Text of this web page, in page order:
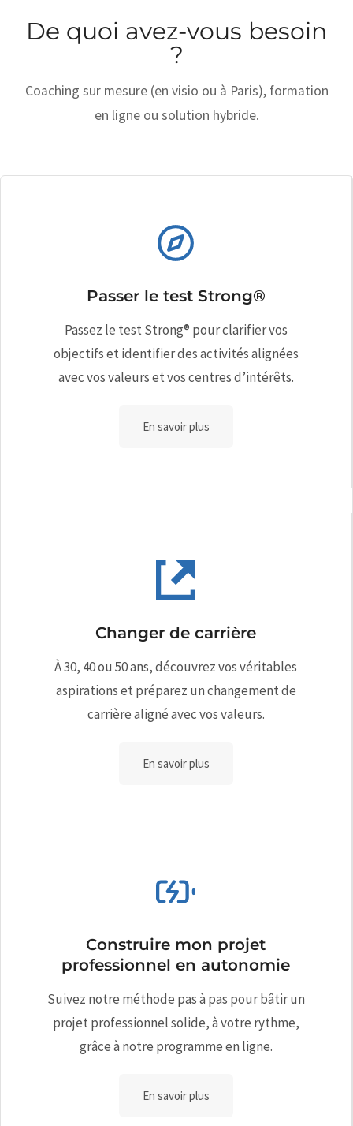
De quoi avez-vous besoin
?
Coaching sur mesure (en visio ou à Paris), formation
en ligne ou solution hybride.
Passer le test Strong®
Passez le test Strong® pour clarifier vos
objectifs et identifier des activités alignées
avec vos valeurs et vos centres d’intérêts.
En savoir plus
Changer de carrière
À 30, 40 ou 50 ans, découvrez vos véritables
aspirations et préparez un changement de
carrière aligné avec vos valeurs.
En savoir plus
Construire mon projet
professionnel en autonomie
Suivez notre méthode pas à pas pour bâtir un
projet professionnel solide, à votre rythme,
grâce à notre programme en ligne.
En savoir plus